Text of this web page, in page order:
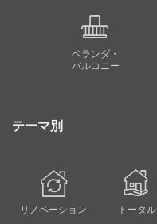
ベランダ・
バルコニー
テーマ別
リノベーション トータル